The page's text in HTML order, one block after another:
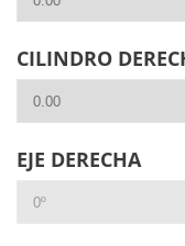
CILINDRO
EJE DERECHA